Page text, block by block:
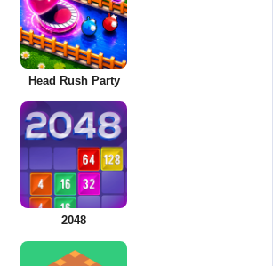
Head Rush Party
2048